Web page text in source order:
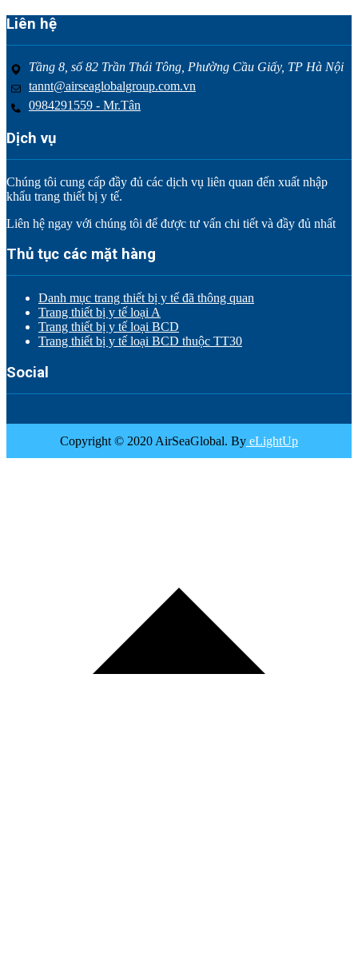
Liên hệ
Tầng 8, số 82 Trần Thái Tông, Phường Cầu Giấy, TP Hà Nội
tannt@airseaglobalgroup.com.vn
0984291559 - Mr.Tân
Dịch vụ
Chúng tôi cung cấp đầy đủ các dịch vụ liên quan đến xuất nhập
khẩu trang thiết bị y tế.
Liên hệ ngay với chúng tôi để được tư vấn chi tiết và đầy đủ nhất
Thủ tục các mặt hàng
Danh mục trang thiết bị y tế đã thông quan
Trang thiết bị y tế loại A
Trang thiết bị y tế loại BCD
Trang thiết bị y tế loại BCD thuộc TT30
Social
Copyright © 2020 AirSeaGlobal. By eLightUp